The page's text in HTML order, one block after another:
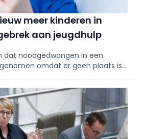
meer kinderen in
aan jeugdhulp
dat noodgedwongen in een
omdat er geen plaats is